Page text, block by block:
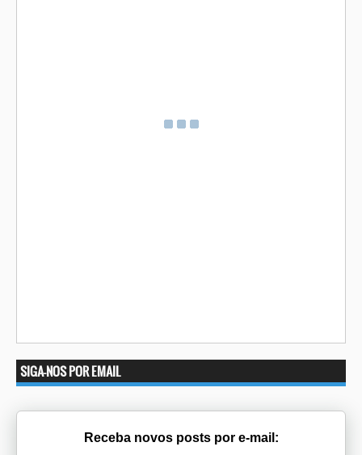
SIGA-NOS POR EMAIL
Receba novos posts por e-mail: